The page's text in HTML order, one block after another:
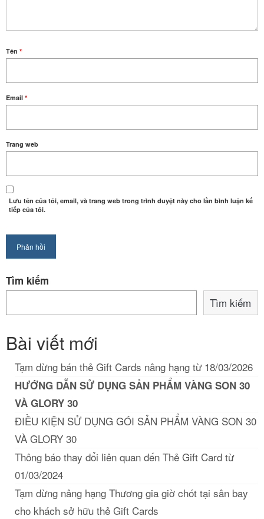
Tên *
Email *
Trang web
Lưu tên của tôi, email, và trang web trong trình duyệt này cho lần bình luận kế
tiếp của tôi.
Tìm kiếm
Tìm kiếm
Bài viết mới
Tạm dừng bán thẻ Gift Cards nâng hạng từ 18/03/2026
HƯỚNG DẪN SỬ DỤNG SẢN PHẨM VÀNG SON 30
VÀ GLORY 30
ĐIỀU KIỆN SỬ DỤNG GÓI SẢN PHẨM VÀNG SON 30
VÀ GLORY 30
Thông báo thay đổi liên quan đến Thẻ Gift Card từ
01/03/2024
Tạm dừng nâng hạng Thương gia giờ chót tại sân bay
cho khách sở hữu thẻ Gift Cards